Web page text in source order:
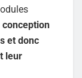
et donc
leur